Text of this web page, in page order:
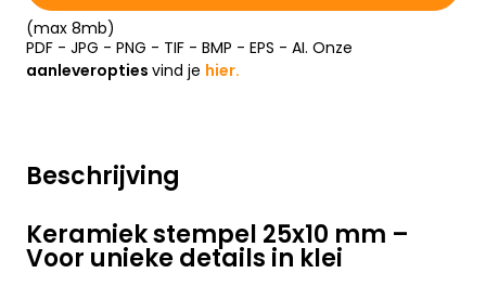
Beschrijving
Keramiek stempel 25x10 mm –
Voor unieke details in klei
(max 8mb)
PDF - JPG - PNG - TIF - BMP - EPS - AI. Onze
aanleveropties vind je hier.